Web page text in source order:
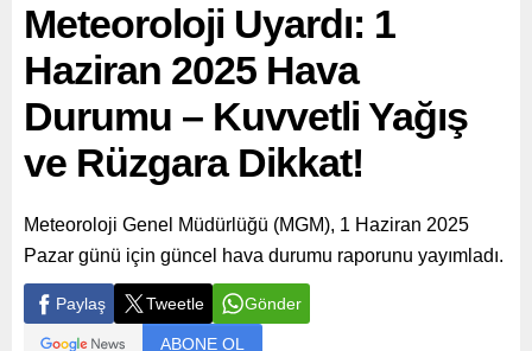
Meteoroloji Uyardı: 1
Haziran 2025 Hava
Durumu – Kuvvetli Yağış
ve Rüzgara Dikkat!
Meteoroloji Genel Müdürlüğü (MGM), 1 Haziran 2025
Pazar günü için güncel hava durumu raporunu yayımladı.
Paylaş Tweetle Gönder
ABONE OL